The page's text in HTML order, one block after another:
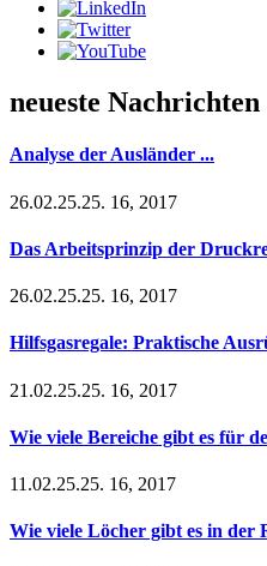
neueste Nachrichten
Analyse der Ausländer ...
26.02.25.25. 16, 2017
Das Arbeitsprinzip der
26.02.25.25. 16, 2017
Hilfsgasregale: Praktische
21.02.25.25. 16, 2017
Wie viele Bereiche gibt es für
11.02.25.25. 16, 2017
Wie viele Löcher gibt es in der